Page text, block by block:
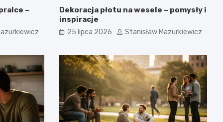
–
Dekoracja płotu na wesele – pomysły i
inspiracje
25 lipca 2026 Stanisław Mazurkiewicz